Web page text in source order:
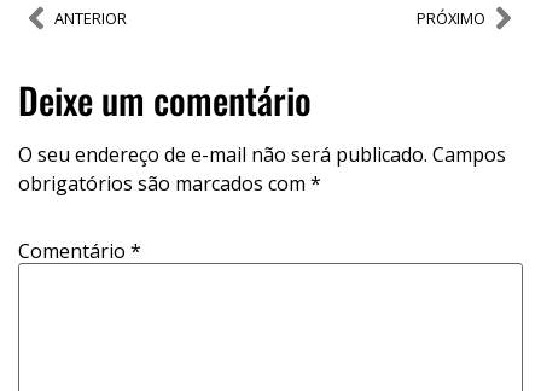
ANTERIOR PRÓXIMO
Deixe um comentário
O seu endereço de e-mail não será publicado. Campos
obrigatórios são marcados com *
Comentário *